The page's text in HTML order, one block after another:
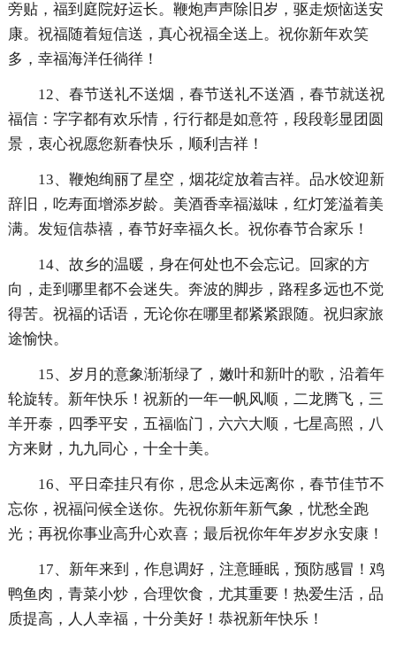
旁贴，福到庭院好运长。鞭炮声声除旧岁，驱走烦恼送安
康。祝福随着短信送，真心祝福全送上。祝你新年欢笑
多，幸福海洋任徜徉！
12、春节送礼不送烟，春节送礼不送酒，春节就送祝
福信：字字都有欢乐情，行行都是如意符，段段彰显团圆
景，衷心祝愿您新春快乐，顺利吉祥！
13、鞭炮绚丽了星空，烟花绽放着吉祥。品水饺迎新
辞旧，吃寿面增添岁龄。美酒香幸福滋味，红灯笼溢着美
满。发短信恭禧，春节好幸福久长。祝你春节合家乐！
14、故乡的温暖，身在何处也不会忘记。回家的方
向，走到哪里都不会迷失。奔波的脚步，路程多远也不觉
得苦。祝福的话语，无论你在哪里都紧紧跟随。祝归家旅
途愉快。
15、岁月的意象渐渐绿了，嫩叶和新叶的歌，沿着年
轮旋转。新年快乐！祝新的一年一帆风顺，二龙腾飞，三
羊开泰，四季平安，五福临门，六六大顺，七星高照，八
方来财，九九同心，十全十美。
16、平日牵挂只有你，思念从未远离你，春节佳节不
忘你，祝福问候全送你。先祝你新年新气象，忧愁全跑
光；再祝你事业高升心欢喜；最后祝你年年岁岁永安康！
17、新年来到，作息调好，注意睡眠，预防感冒！鸡
鸭鱼肉，青菜小炒，合理饮食，尤其重要！热爱生活，品
质提高，人人幸福，十分美好！恭祝新年快乐！